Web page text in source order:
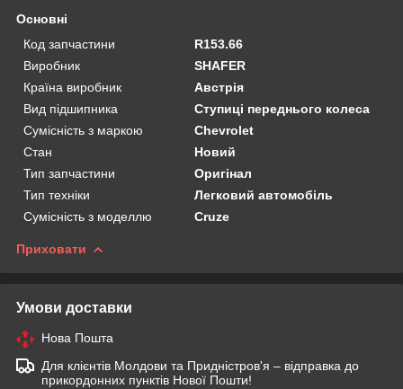
Основні
Код запчастини
R153.66
Виробник
SHAFER
Країна виробник
Австрія
Вид підшипника
Ступиці переднього колеса
Сумісність з маркою
Chevrolet
Стан
Новий
Тип запчастини
Оригінал
Тип техніки
Легковий автомобіль
Сумісність з моделлю
Cruze
Приховати
Умови доставки
Нова Пошта
Для клієнтів Молдови та Придністров'я – відправка до
прикордонних пунктів Нової Пошти!